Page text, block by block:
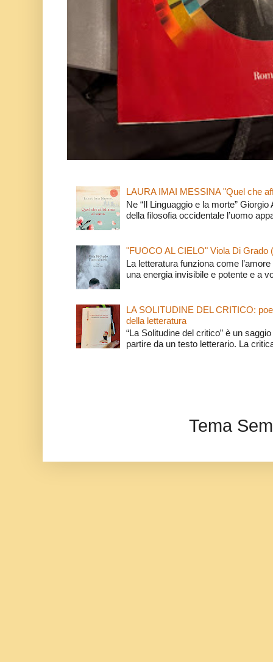
LAURA IMAI MESSINA "Quel che
Ne “Il Linguaggio e la morte”
della filosofia occidentale l’uomo
"FUOCO AL CIELO" Viola Di Grado
La letteratura funziona come
una energia invisibile e potente e a
LA SOLITUDINE DEL CRITICO:
della letteratura
“La Solitudine del critico” è un
partire da un testo letterario. La
Tema